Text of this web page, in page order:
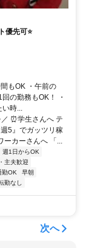
優先可⭐
もOK ・午前の
の勤務もOK！ ・
時...
⏰学生さんへ テ
5』でガッツリ稼
カーさんへ 「...
週1日からOK
主夫歓迎
勤OK
早朝
勤なし
次へ